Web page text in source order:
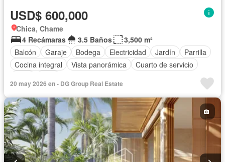
USD$ 600,000
Chica, Chame
4 Recámaras
3.5 Baños
3,500 m²
Balcón
Garaje Bodega Electricidad Jardín
Parrilla
Cocina integral
Vista panorámica
Cuarto de servicio
20 may 2026 en - DG Group Real Estate